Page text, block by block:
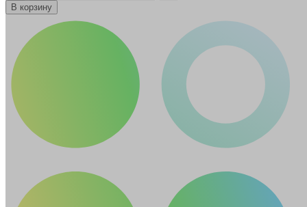
В корзину